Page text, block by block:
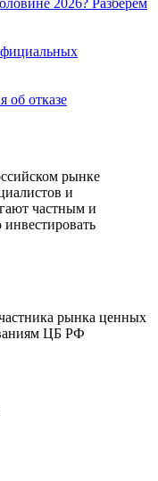
2026? Разберем
об отказе
рынке
и
частным и
рынка ценных
ЦБ РФ